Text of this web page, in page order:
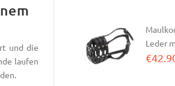
und die
laufen
Leder